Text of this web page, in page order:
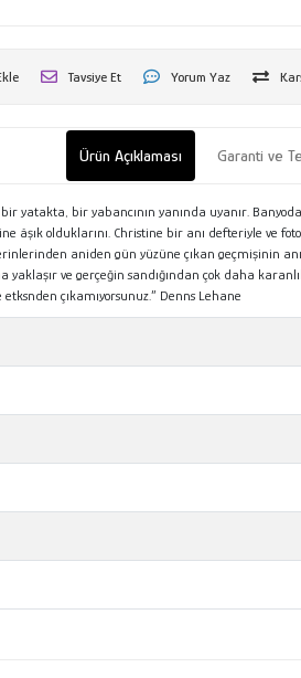
Tavsiye Et Yorum Yaz
Ürün Açıklaması Garanti ve
yatakta, bir yabancının yanında uyanır.
âşık olduklarını. Christine bir anı defteriyle ve
aniden gün yüzüne çıkan geçmişinin
ve gerçeğin sandığından çok daha
çıkamıyorsunuz.” Denns Lehane